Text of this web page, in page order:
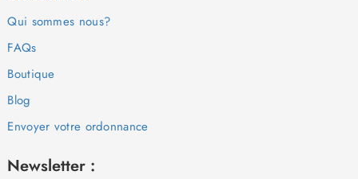
Qui sommes nous?
FAQs
Boutique
Blog
Envoyer votre ordonnance
Newsletter :